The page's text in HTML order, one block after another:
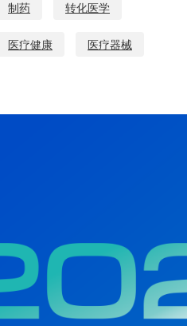
制药 转化医学
医疗健康 医疗器械